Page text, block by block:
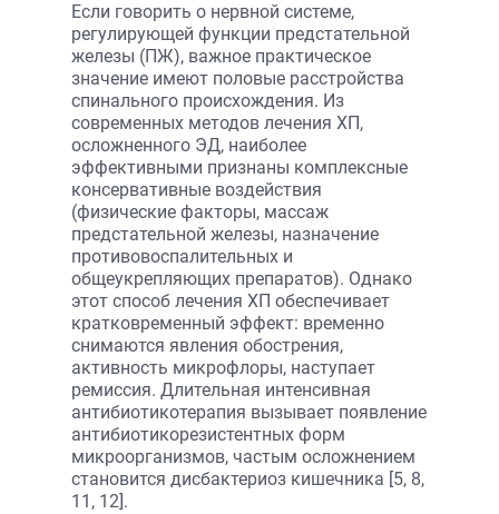
Если говорить о нервной системе,
регулирующей функции предстательной
железы (ПЖ), важное практическое
значение имеют половые расстройства
спинального происхождения. Из
современных методов лечения ХП,
осложненного ЭД, наиболее
эффективными признаны комплексные
консервативные воздействия
(физические факторы, массаж
предстательной железы, назначение
противовоспалительных и
общеукрепляющих препаратов). Однако
этот способ лечения ХП обеспечивает
кратковременный эффект: временно
снимаются явления обострения,
активность микрофлоры, наступает
ремиссия. Длительная интенсивная
антибиотикотерапия вызывает появление
антибиотикорезистентных форм
микроорганизмов, частым осложнением
становится дисбактериоз кишечника [5, 8,
11, 12].